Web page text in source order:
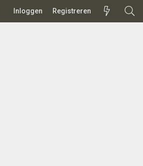
Inloggen Registreren